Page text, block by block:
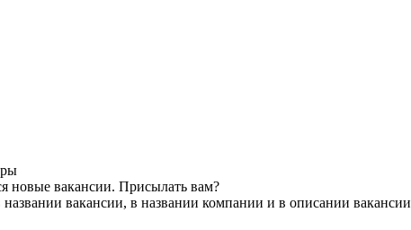
новые вакансии. Присылать вам?
вакансии, в названии компании и в описании вакансии